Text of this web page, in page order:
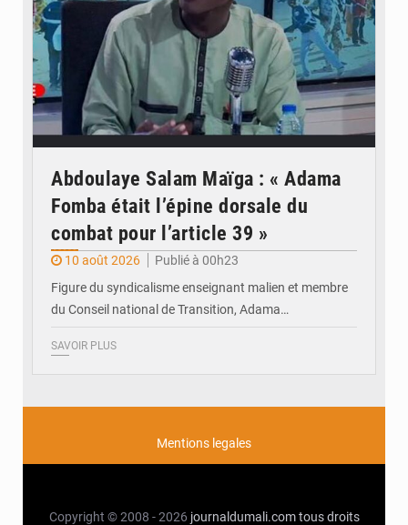
Abdoulaye Salam Maïga : « Adama
Fomba était l’épine dorsale du
combat pour l’article 39 »
10 août 2026
Publié à 00h23
Figure du syndicalisme enseignant malien et membre
du Conseil national de Transition, Adama…
SAVOIR PLUS
Mentions legales
Copyright © 2008 - 2026 journaldumali.com tous droits